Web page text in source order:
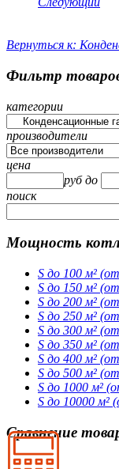
Вернуться к:
Фильтр
категории
производители
цена
рубдо
поиск
Мощность
S до 100 м²
S до 150 м²
S до 200 м²
S до 250 м²
S до 300 м²
S до 350 м²
S до 400 м²
S до 500 м²
S до 1000 м²
S до 10000 м²
Сравнение